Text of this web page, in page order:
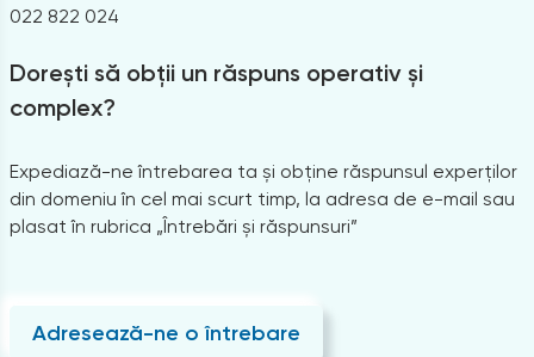
022 822 024
Dorești să obții un răspuns operativ și
complex?
Expediază-ne întrebarea ta și obține răspunsul experților
din domeniu în cel mai scurt timp, la adresa de e-mail sau
plasat în rubrica „Întrebări și răspunsuri”
Adresează-ne o întrebare